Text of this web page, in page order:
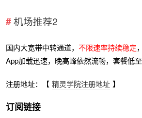
机场推荐2
国内大宽带中转通道，不限速率持续稳定
App加载迅速，晚高峰依然流畅，套餐低
注册地址：【 精灵学院注册地址 】
订阅链接